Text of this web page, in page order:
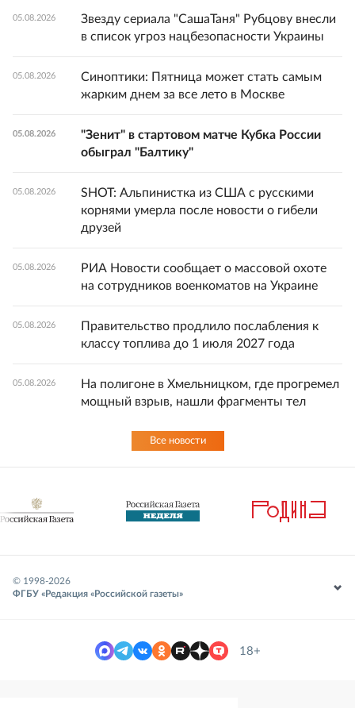
05.08.2026
Звезду сериала "СашаТаня" Рубцову внесли
в список угроз нацбезопасности Украины
05.08.2026
Синоптики: Пятница может стать самым
жарким днем за все лето в Москве
05.08.2026
"Зенит" в стартовом матче Кубка России
обыграл "Балтику"
05.08.2026
SHOT: Альпинистка из США с русскими
корнями умерла после новости о гибели
друзей
05.08.2026
РИА Новости сообщает о массовой охоте
на сотрудников военкоматов на Украине
05.08.2026
Правительство продлило послабления к
классу топлива до 1 июля 2027 года
05.08.2026
На полигоне в Хмельницком, где прогремел
мощный взрыв, нашли фрагменты тел
Все новости
© 1998-2026
ФГБУ «Редакция «Российской газеты»
18+